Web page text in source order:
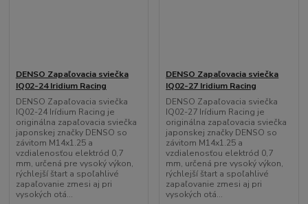
DENSO Zapaľovacia sviečka
IQ02-24 Iridium Racing
DENSO Zapaľovacia sviečka
IQ02-24 Irídium Racing je
originálna zapaľovacia sviečka
japonskej značky DENSO so
závitom M14x1.25 a
vzdialenosťou elektród 0,7
mm, určená pre vysoký výkon,
rýchlejší štart a spoľahlivé
zapaľovanie zmesi aj pri
vysokých otá...
DENSO Zapaľovacia sviečka
IQ02-27 Iridium Racing
DENSO Zapaľovacia sviečka
IQ02-27 Irídium Racing je
originálna zapaľovacia sviečka
japonskej značky DENSO so
závitom M14x1.25 a
vzdialenosťou elektród 0,7
mm, určená pre vysoký výkon,
rýchlejší štart a spoľahlivé
zapaľovanie zmesi aj pri
vysokých otá...